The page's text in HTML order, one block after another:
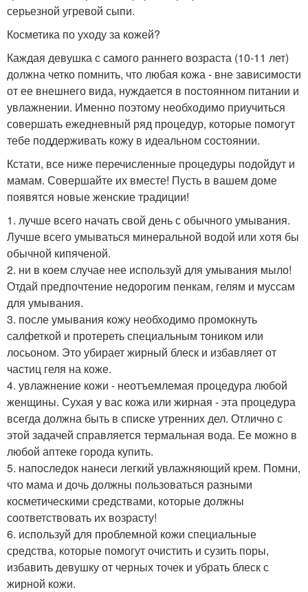
серьезной угревой сыпи.
Косметика по уходу за кожей?
Каждая девушка с самого раннего возраста (10-11 лет)
должна четко помнить, что любая кожа - вне зависимости
от ее внешнего вида, нуждается в постоянном питании и
увлажнении. Именно поэтому необходимо приучиться
совершать ежедневный ряд процедур, которые помогут
тебе поддерживать кожу в идеальном состоянии.
Кстати, все ниже перечисленные процедуры подойдут и
мамам. Совершайте их вместе! Пусть в вашем доме
появятся новые женские традиции!
1. лучше всего начать свой день с обычного умывания.
Лучше всего умываться минеральной водой или хотя бы
обычной кипяченой.
2. ни в коем случае нее используй для умывания мыло!
Отдай предпочтение недорогим пенкам, гелям и муссам
для умывания.
3. после умывания кожу необходимо промокнуть
салфеткой и протереть специальным тоником или
лосьоном. Это убирает жирный блеск и избавляет от
частиц геля на коже.
4. увлажнение кожи - неотъемлемая процедура любой
женщины. Сухая у вас кожа или жирная - эта процедура
всегда должна быть в списке утренних дел. Отлично с
этой задачей справляется термальная вода. Ее можно в
любой аптеке города купить.
5. напоследок нанеси легкий увлажняющий крем. Помни,
что мама и дочь должны пользоваться разными
косметическими средствами, которые должны
соответствовать их возрасту!
6. используй для проблемной кожи специальные
средства, которые помогут очистить и сузить поры,
избавить девушку от черных точек и убрать блеск с
жирной кожи.